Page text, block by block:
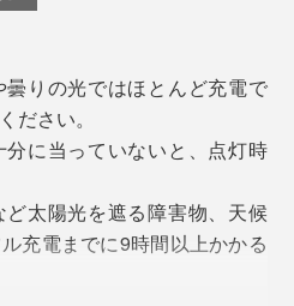
熱灯のような暖色の光を放ち
で、リラックスしたい空間で
接照明として、活躍します。
らないので、手で触っても安
のランタンと違って、ヤケド
り、といった危険もありませ
しなやかでありながら、プロ
も愛用する本格仕様です。
ん張る時でも、軽量だから
落としても、雨や雪で濡れ
明かり」のおかげで、私の
犬友達の意見）
散歩しているご近所さんや犬
りの光ではほとんど充電で
ださい。
に当っていないと、点灯時
太陽光を遮る障害物、天候
充電までに9時間以上かかる